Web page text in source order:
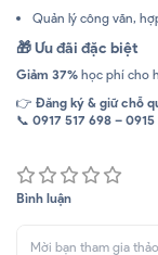
Quản lý công văn,
🎁Ưu đãi đặc biệt
Giảm 37% học phí cho
👉 Đăng ký & giữ chỗ
📞 0917 517 698 –
Bình luận